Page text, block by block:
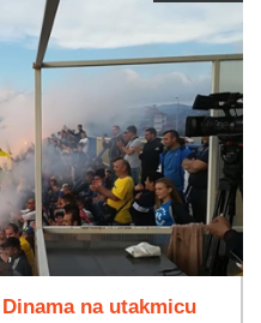
na utakmicu